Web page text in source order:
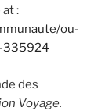
at :
ou-
335924
des
Voyage.